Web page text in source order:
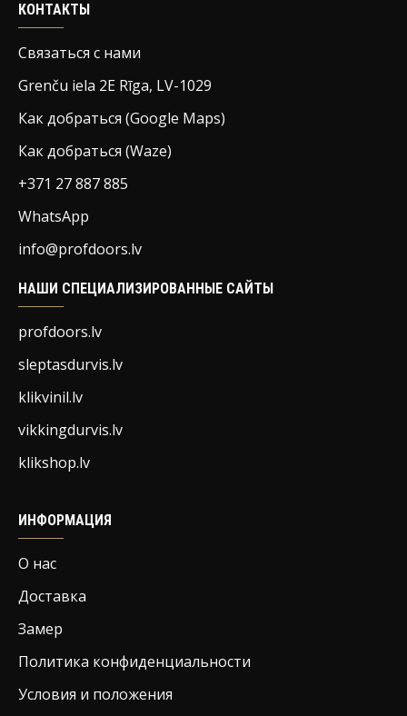
КОНТАКТЫ
Связаться с нами
Grenču iela 2E Rīga, LV-1029
Как добраться (Google Maps)
Как добраться (Waze)
+371 27 887 885
WhatsApp
info@profdoors.lv
НАШИ СПЕЦИАЛИЗИРОВАННЫЕ САЙТЫ
profdoors.lv
sleptasdurvis.lv
klikvinil.lv
vikkingdurvis.lv
klikshop.lv
ИНФОРМАЦИЯ
О нас
Доставка
Замер
Политика конфиденциальности
Условия и положения